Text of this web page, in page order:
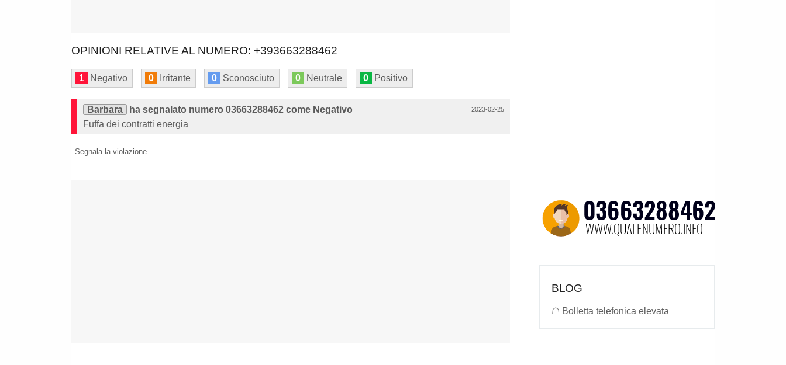
OPINIONI RELATIVE AL NUMERO: +393663288462
1 Negativo 0 Irritante 0 Sconosciuto 0 Neutrale 0 Positivo
2023-02-25
Barbara
ha segnalato numero 03663288462 come Negativo
Fuffa dei contratti energia
Segnala la violazione
BLOG
☖ Bolletta telefonica elevata